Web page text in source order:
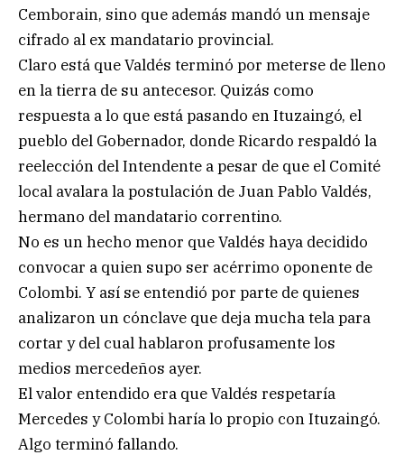
Cemborain, sino que además mandó un mensaje
cifrado al ex mandatario provincial.
Claro está que Valdés terminó por meterse de lleno
en la tierra de su antecesor. Quizás como
respuesta a lo que está pasando en Ituzaingó, el
pueblo del Gobernador, donde Ricardo respaldó la
reelección del Intendente a pesar de que el Comité
local avalara la postulación de Juan Pablo Valdés,
hermano del mandatario correntino.
No es un hecho menor que Valdés haya decidido
convocar a quien supo ser acérrimo oponente de
Colombi. Y así se entendió por parte de quienes
analizaron un cónclave que deja mucha tela para
cortar y del cual hablaron profusamente los
medios mercedeños ayer.
El valor entendido era que Valdés respetaría
Mercedes y Colombi haría lo propio con Ituzaingó.
Algo terminó fallando.